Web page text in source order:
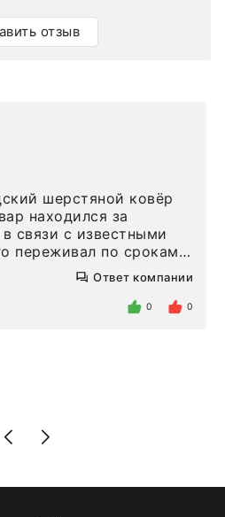
отзыв
шерстяной ковёр
находился за
связи с известными
переживал по срокам.
ровно в
время, без
похвал. Выглядит
Ответ компании
0 0